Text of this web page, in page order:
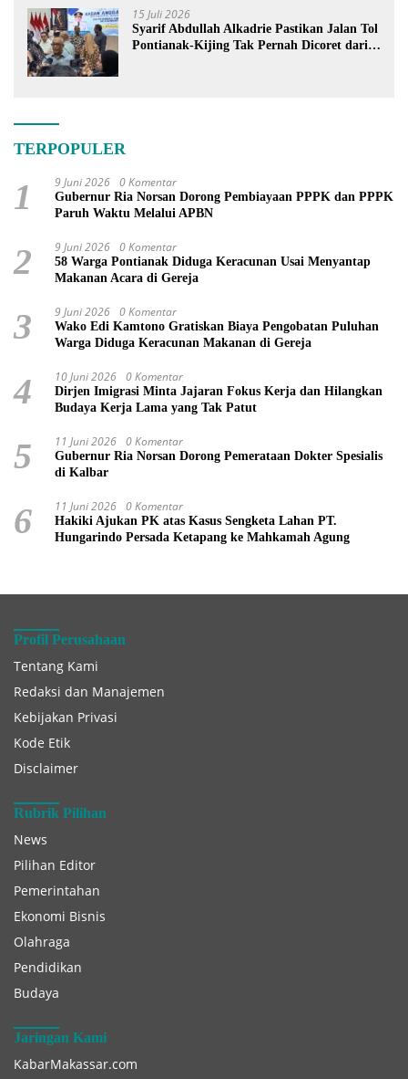
15 Juli 2026
Syarif Abdullah Alkadrie Pastikan Jalan Tol
Pontianak-Kijing Tak Pernah Dicoret dari
TERPOPULER
1 9 Juni 2026 0 Komentar
Gubernur Ria Norsan Dorong Pembiayaan PPPK dan PPPK
Paruh Waktu Melalui APBN
2 9 Juni 2026 0 Komentar
58 Warga Pontianak Diduga Keracunan Usai Menyantap
Makanan Acara di Gereja
3 9 Juni 2026 0 Komentar
Wako Edi Kamtono Gratiskan Biaya Pengobatan Puluhan
Warga Diduga Keracunan Makanan di Gereja
4 10 Juni 2026 0 Komentar
Dirjen Imigrasi Minta Jajaran Fokus Kerja dan Hilangkan
Budaya Kerja Lama yang Tak Patut
5 11 Juni 2026 0 Komentar
Gubernur Ria Norsan Dorong Pemerataan Dokter Spesialis
di Kalbar
6 11 Juni 2026 0 Komentar
Hakiki Ajukan PK atas Kasus Sengketa Lahan PT.
Hungarindo Persada Ketapang ke Mahkamah Agung
Profil Perusahaan
Tentang Kami
Redaksi dan Manajemen
Kebijakan Privasi
Kode Etik
Disclaimer
Rubrik Pilihan
News
Pilihan Editor
Pemerintahan
Ekonomi Bisnis
Olahraga
Pendidikan
Budaya
Jaringan Kami
KabarMakassar.com